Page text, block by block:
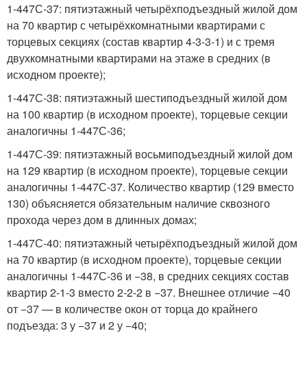
1-447С-37: пятиэтажный четырёхподъездный жилой дом
на 70 квартир с четырёхкомнатными квартирами с
торцевых секциях (состав квартир 4-3-3-1) и с тремя
двухкомнатными квартирами на этаже в средних (в
исходном проекте);
1-447С-38: пятиэтажный шестиподъездный жилой дом
на 100 квартир (в исходном проекте), торцевые секции
аналогичны 1-447С-36;
1-447С-39: пятиэтажный восьмиподъездный жилой дом
на 129 квартир (в исходном проекте), торцевые секции
аналогичны 1-447С-37. Количество квартир (129 вместо
130) объясняется обязательным наличие сквозного
прохода через дом в длинных домах;
1-447С-40: пятиэтажный четырёхподъездный жилой дом
на 70 квартир (в исходном проекте), торцевые секции
аналогичны 1-447С-36 и −38, в средних секциях состав
квартир 2-1-3 вместо 2-2-2 в −37. Внешнее отличие −40
от −37 — в количестве окон от торца до крайнего
подъезда: 3 у −37 и 2 у −40;